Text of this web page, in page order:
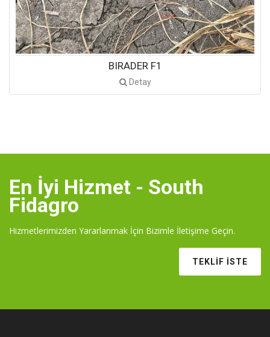
BIRADER F1
Detay
En İyi Hizmet - South
Fidagro
Hizmetlerimizden Yararlanmak İçin Bizimle İletişime Geçin.
TEKLIF İSTE